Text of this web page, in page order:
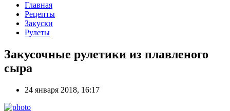
Главная
Рецепты
Закуски
Рулеты
Закусочные рулетики из плавленого
сыра
24 января 2018, 16:17